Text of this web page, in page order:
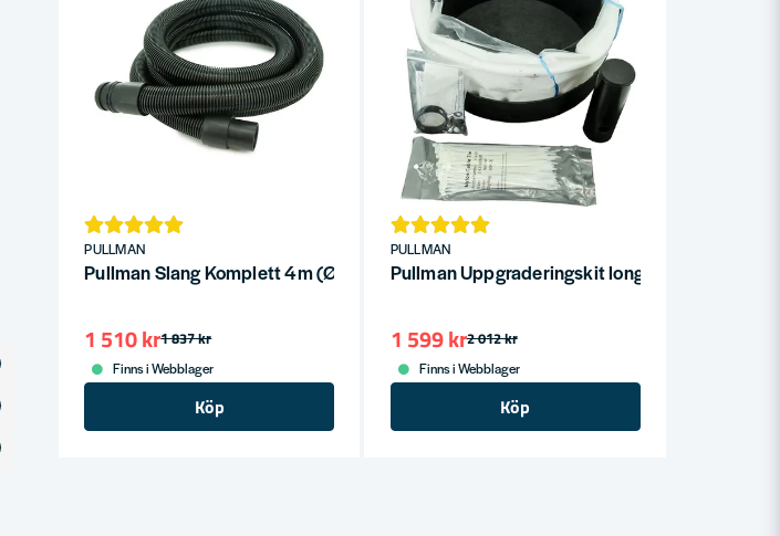
PULLMAN
Pullman Slang Komplett 4m (Ø38mm)
1 837 kr
1 510 kr
Finns i Webblager
Köp
PULLMAN
Pullman Uppgraderingskit longopac S13
2 012 kr
1 599 kr
Finns i Webblager
Köp